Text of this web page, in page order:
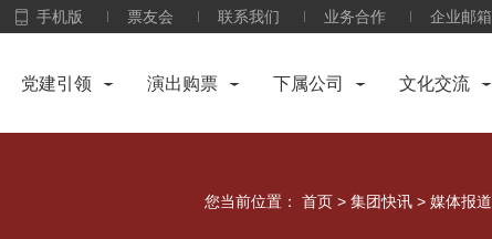
手机版 票友会 联系我们 业务合作 企业邮箱
党建引领 演出购票 下属公司 文化交流
您当前位置： 首页 > 集团快讯 > 媒体报道